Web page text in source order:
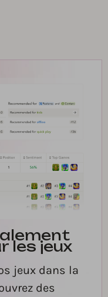
les jeux
jeux dans la
des